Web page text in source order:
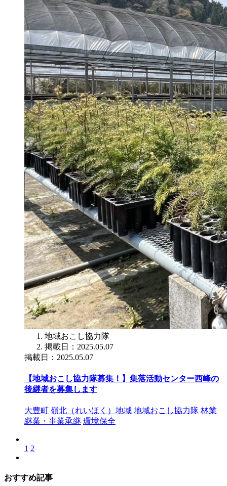
地域おこし協力隊
掲載日：2025.05.07
掲載日：2025.05.07
【地域おこし協力隊募集！】集落活動センター西峰の
後継者を募集します
大豊町 嶺北（れいほく）地域 地域おこし協力隊 林業
継業・事業承継 環境保全
1 2
おすすめ記事